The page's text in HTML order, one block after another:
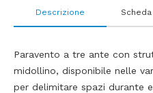
Descrizione
Paravento a tre ante con
midollino, disponibile nelle
per delimitare spazi durante